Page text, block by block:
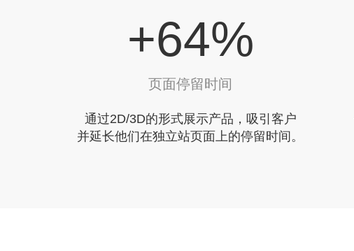
+75%
页面停留时间
通过2D/3D的形式展示产品，吸引客户
并延长他们在独立站页面上的停留时间。